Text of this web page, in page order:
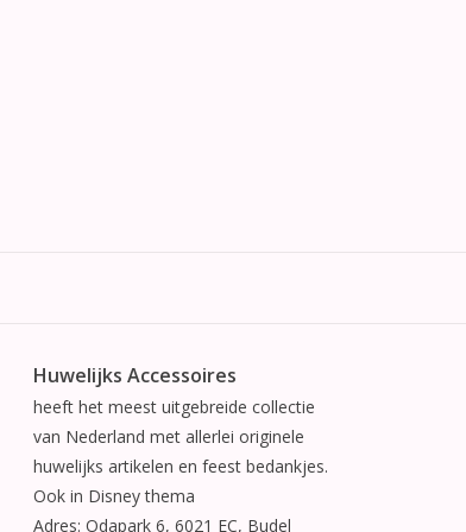
Huwelijks Accessoires
heeft het meest uitgebreide collectie
van Nederland met allerlei originele
huwelijks artikelen en feest bedankjes.
Ook in Disney thema
Adres: Odapark 6, 6021 EC, Budel